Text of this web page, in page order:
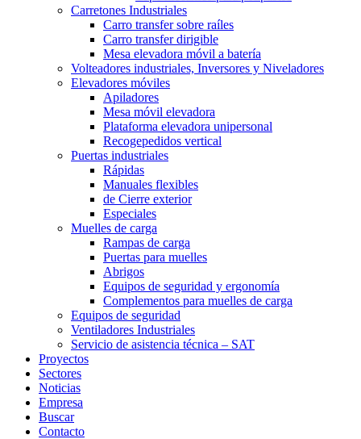
Carretones Industriales
Carro transfer sobre raíles
Carro transfer dirigible
Mesa elevadora móvil a batería
Volteadores industriales, Inversores y Niveladores
Elevadores móviles
Apiladores
Mesa móvil elevadora
Plataforma elevadora unipersonal
Recogepedidos vertical
Puertas industriales
Rápidas
Manuales flexibles
de Cierre exterior
Especiales
Muelles de carga
Rampas de carga
Puertas para muelles
Abrigos
Equipos de seguridad y ergonomía
Complementos para muelles de carga
Equipos de seguridad
Ventiladores Industriales
Servicio de asistencia técnica – SAT
Proyectos
Sectores
Noticias
Empresa
Buscar
Contacto